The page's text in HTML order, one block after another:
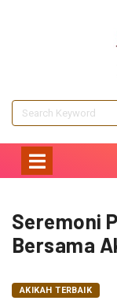
Seremoni
Bersama
AKIKAH TERBAIK